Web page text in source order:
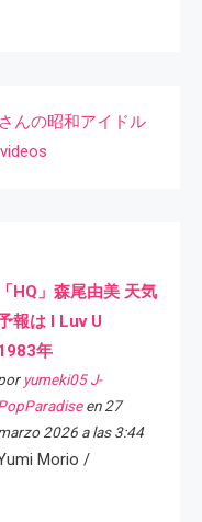
んの昭和アイドル
「HQ」森尾由美 天気
報は I Luv U
年
yumeki05 J-
en 27
2026 a las 3:44
Morio /